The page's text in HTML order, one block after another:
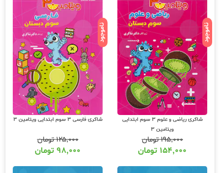
ناموجود
شاکری ریاضی و علوم 3 سوم ابتدایی
ویتامین 3
۱۹۵,۰۰۰تومان
۱۵۴,۰۰۰ تومان
ناموجود
شاکری فارسی 3 سوم ابتدایی ویتامین 3
۱۲۵,۰۰۰تومان
۹۸,۰۰۰ تومان